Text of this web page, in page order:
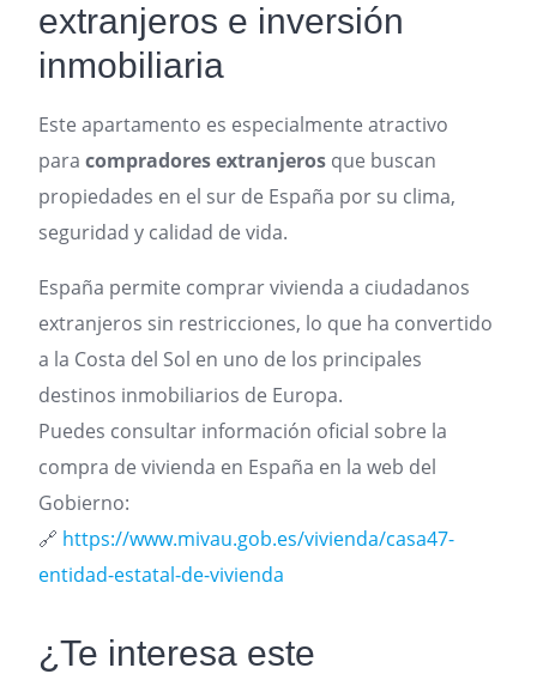
extranjeros e inversión
inmobiliaria
Este apartamento es especialmente atractivo
para compradores extranjeros que buscan
propiedades en el sur de España por su clima,
seguridad y calidad de vida.
España permite comprar vivienda a ciudadanos
extranjeros sin restricciones, lo que ha convertido
a la Costa del Sol en uno de los principales
destinos inmobiliarios de Europa.
Puedes consultar información oficial sobre la
compra de vivienda en España en la web del
Gobierno:
🔗 https://www.mivau.gob.es/vivienda/casa47-
entidad-estatal-de-vivienda
¿Te interesa este